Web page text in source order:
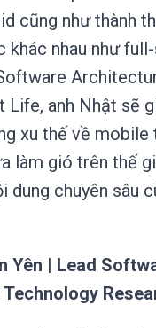
cũng như thành
khác nhau như
Life, anh Nhật sẽ
xu thế về
làm gió trên thế
dung chuyên sâu
Yên | Lead